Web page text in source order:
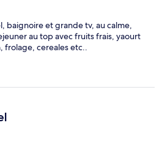
baignoire et grande tv, au calme,
au top avec fruits frais, yaourt
frolage, cereales etc..